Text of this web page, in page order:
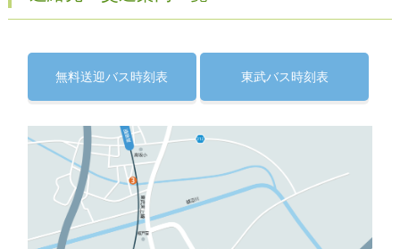
無料送迎バス時刻表 東武バス時刻表